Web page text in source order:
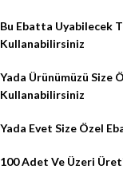
Bu Ebatta Uyabilecek
Kullanabilirsiniz
Yada Ürünümüzü Size
Kullanabilirsiniz
Yada Evet Size Özel
100 Adet Ve Üzeri